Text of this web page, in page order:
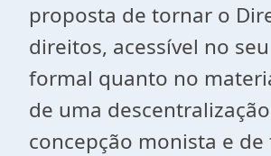
proposta de tornar o
direitos, acessível no
formal quanto no
de uma
concepção monista e de